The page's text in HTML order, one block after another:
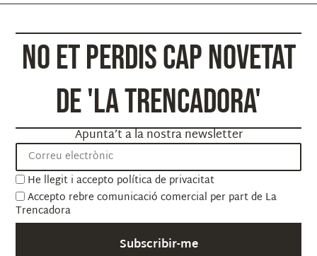
NO ET PERDIS CAP NOVETAT
DE 'LA TRENCADORA'
Apunta’t a la nostra newsletter
He llegit i accepto política de privacitat
Accepto rebre comunicació comercial per part de La
Trencadora
Subscribir-me